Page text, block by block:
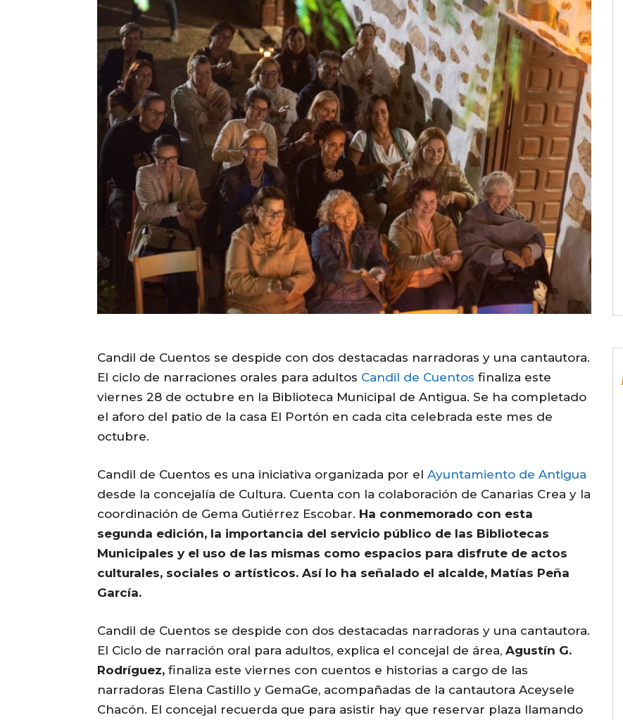
Candil de Cuentos se despide con dos destacadas narradoras y una cantautora.
El ciclo de narraciones orales para adultos Candil de Cuentos finaliza este
viernes 28 de octubre en la Biblioteca Municipal de Antigua. Se ha completado
el aforo del patio de la casa El Portón en cada cita celebrada este mes de
octubre.
Candil de Cuentos es una iniciativa organizada por el Ayuntamiento de Antigua
desde la concejalía de Cultura. Cuenta con la colaboración de Canarias Crea y la
coordinación de Gema Gutiérrez Escobar. Ha conmemorado con esta
segunda edición, la importancia del servicio público de las Bibliotecas
Municipales y el uso de las mismas como espacios para disfrute de actos
culturales, sociales o artísticos. Así lo ha señalado el alcalde, Matías Peña
García.
Candil de Cuentos se despide con dos destacadas narradoras y una cantautora.
El Ciclo de narración oral para adultos, explica el concejal de área, Agustín G.
Rodríguez, finaliza este viernes con cuentos e historias a cargo de las
narradoras Elena Castillo y GemaGe, acompañadas de la cantautora Aceysele
Chacón. El concejal recuerda que para asistir hay que reservar plaza llamando